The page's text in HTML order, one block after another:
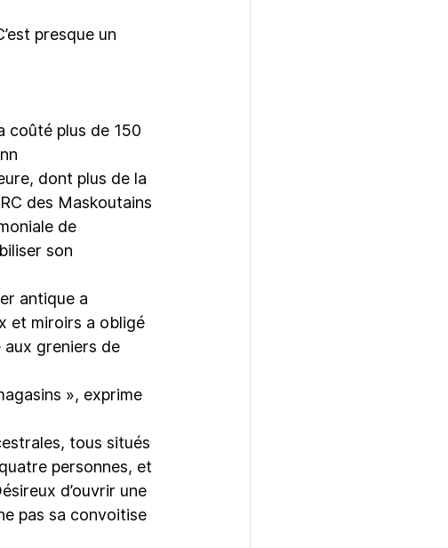
presque un
coûté plus de 150
dont plus de la
des Maskoutains
de
son
antique a
et miroirs a obligé
greniers de
», exprime
tous situés
personnes, et
d’ouvrir une
pas sa convoitise